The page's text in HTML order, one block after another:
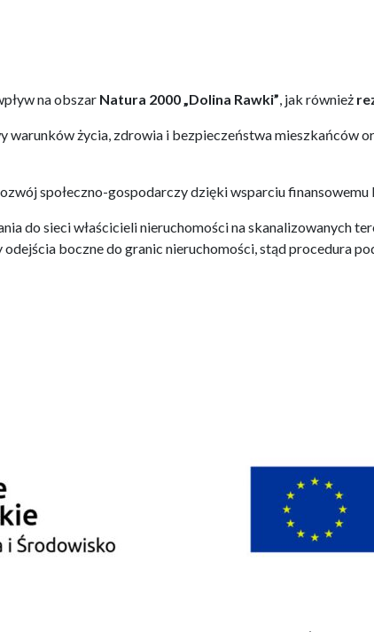
na obszar Natura 2000 „Dolina Rawki”, jak również
życia, zdrowia i bezpieczeństwa mieszkańców
społeczno-gospodarczy dzięki wsparciu finansowemu
do sieci właścicieli nieruchomości na skanalizowanych
boczne do granic nieruchomości, stąd procedura